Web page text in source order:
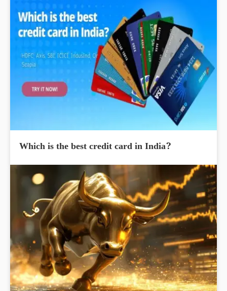
Which is the best credit card in India?